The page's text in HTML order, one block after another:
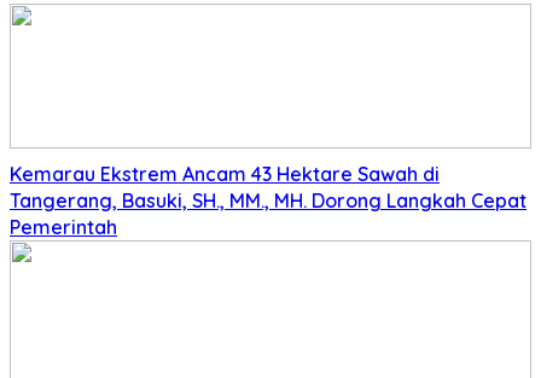
Kemarau Ekstrem Ancam 43 Hektare Sawah di
Tangerang, Basuki, SH., MM., MH. Dorong Langkah Cepat
Pemerintah